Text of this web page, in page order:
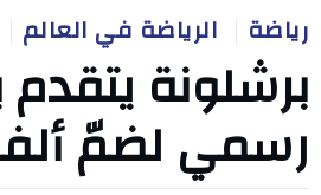
رياضة الرياضة في العالم
برشلونة
رسمي لضمّ